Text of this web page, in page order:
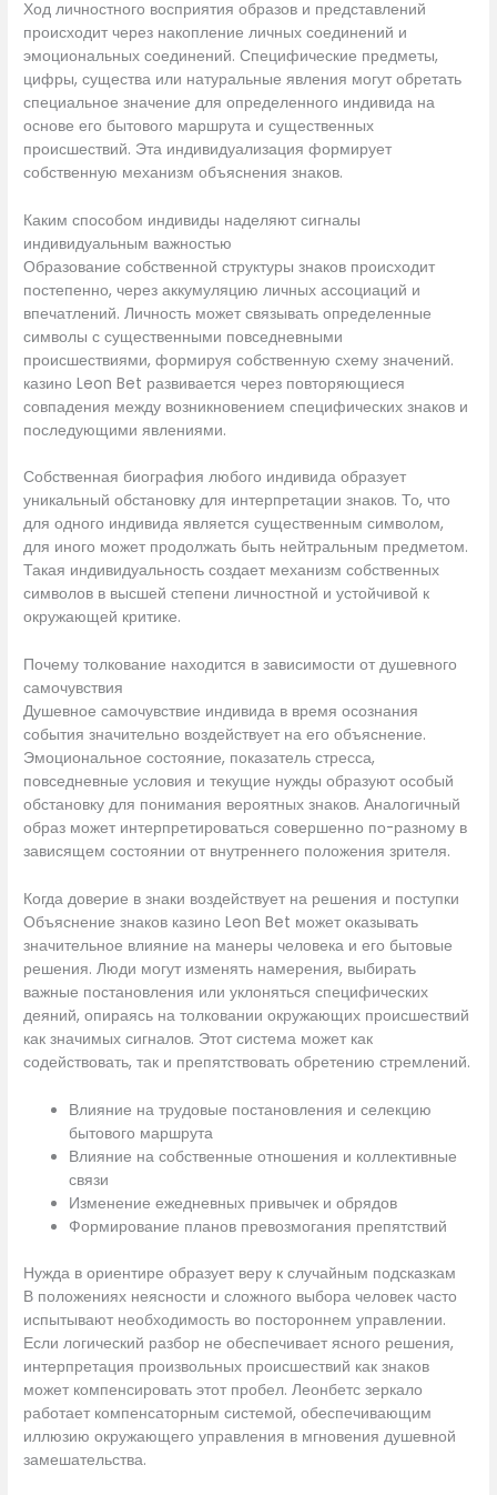
Ход личностного восприятия образов и представлений
происходит через накопление личных соединений и
эмоциональных соединений. Специфические предметы,
цифры, существа или натуральные явления могут обретать
специальное значение для определенного индивида на
основе его бытового маршрута и существенных
происшествий. Эта индивидуализация формирует
собственную механизм объяснения знаков.
Каким способом индивиды наделяют сигналы
индивидуальным важностью
Образование собственной структуры знаков происходит
постепенно, через аккумуляцию личных ассоциаций и
впечатлений. Личность может связывать определенные
символы с существенными повседневными
происшествиями, формируя собственную схему значений.
казино Leon Bet развивается через повторяющиеся
совпадения между возникновением специфических знаков и
последующими явлениями.
Собственная биография любого индивида образует
уникальный обстановку для интерпретации знаков. То, что
для одного индивида является существенным символом,
для иного может продолжать быть нейтральным предметом.
Такая индивидуальность создает механизм собственных
символов в высшей степени личностной и устойчивой к
окружающей критике.
Почему толкование находится в зависимости от душевного
самочувствия
Душевное самочувствие индивида в время осознания
события значительно воздействует на его объяснение.
Эмоциональное состояние, показатель стресса,
повседневные условия и текущие нужды образуют особый
обстановку для понимания вероятных знаков. Аналогичный
образ может интерпретироваться совершенно по-разному в
зависящем состоянии от внутреннего положения зрителя.
Когда доверие в знаки воздействует на решения и поступки
Объяснение знаков казино Leon Bet может оказывать
значительное влияние на манеры человека и его бытовые
решения. Люди могут изменять намерения, выбирать
важные постановления или уклоняться специфических
деяний, опираясь на толковании окружающих происшествий
как значимых сигналов. Этот система может как
содействовать, так и препятствовать обретению стремлений.
Влияние на трудовые постановления и селекцию
бытового маршрута
Влияние на собственные отношения и коллективные
связи
Изменение ежедневных привычек и обрядов
Формирование планов превозмогания препятствий
Нужда в ориентире образует веру к случайным подсказкам
В положениях неясности и сложного выбора человек часто
испытывают необходимость во постороннем управлении.
Если логический разбор не обеспечивает ясного решения,
интерпретация произвольных происшествий как знаков
может компенсировать этот пробел. Леонбетс зеркало
работает компенсаторным системой, обеспечивающим
иллюзию окружающего управления в мгновения душевной
замешательства.